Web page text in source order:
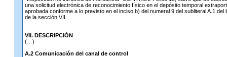
una solicitud electrónica de reconocimiento físico en el depósito temporal
aprobada conforme a lo previsto en el inciso b) del numeral 9 del subliteral A.1 del
de la sección VII.
VII. DESCRIPCIÓN
(…)
A.2 Comunicación del canal de control